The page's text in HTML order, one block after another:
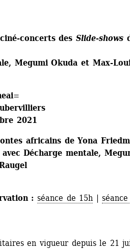
concerts des Slide-shows
Megumi Okuda et Max-
2021
africains de Yona
Décharge mentale,
: séance de 15h |
en vigueur depuis le 21